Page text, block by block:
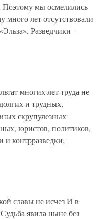
мы осмелились
много лет отсутствовали
Разведчики-
многих лет труда не
и трудных,
скрупулезных
юристов, политиков,
и контрразведки,
славы не исчез И в
явила ныне без